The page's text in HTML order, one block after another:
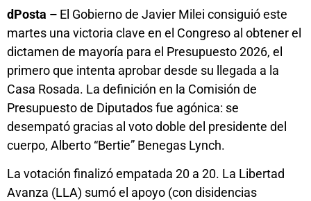
dPosta – El Gobierno de Javier Milei consiguió este
martes una victoria clave en el Congreso al obtener el
dictamen de mayoría para el Presupuesto 2026, el
primero que intenta aprobar desde su llegada a la
Casa Rosada. La definición en la Comisión de
Presupuesto de Diputados fue agónica: se
desempató gracias al voto doble del presidente del
cuerpo, Alberto “Bertie” Benegas Lynch.
La votación finalizó empatada 20 a 20. La Libertad
Avanza (LLA) sumó el apoyo (con disidencias